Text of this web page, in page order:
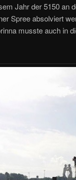
Jahr der 5150 an
Spree absolviert
musste auch in